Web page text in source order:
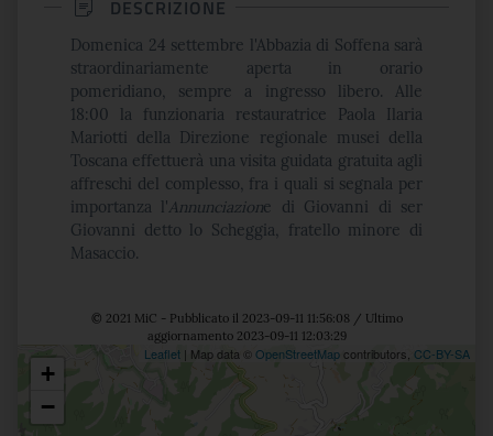
DESCRIZIONE
Domenica 24 settembre l'Abbazia di Soffena sarà
straordinariamente aperta in orario
pomeridiano, sempre a ingresso libero. Alle
18:00 la funzionaria restauratrice Paola Ilaria
Mariotti della Direzione regionale musei della
Toscana effettuerà una visita guidata gratuita agli
affreschi del complesso, fra i quali si segnala per
importanza l'Annunciazione di Giovanni di ser
Giovanni detto lo Scheggia, fratello minore di
Masaccio.
© 2021 MiC - Pubblicato il 2023-09-11 11:56:08 / Ultimo
aggiornamento 2023-09-11 12:03:29
Posizione
+
−
Leaflet | Map data © OpenStreetMapcontributors, CC-BY-SA